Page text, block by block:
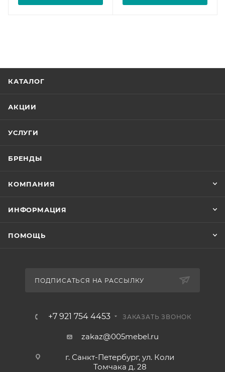
КАТАЛОГ
АКЦИИ
УСЛУГИ
БРЕНДЫ
КОМПАНИЯ
ИНФОРМАЦИЯ
ПОМОЩЬ
ПОДПИСАТЬСЯ НА РАССЫЛКУ
+7 921 754 4453 ЗАКАЗАТЬ ЗВОНОК
zakaz@005mebel.ru
г. Санкт-Петербург, ул. Коли
Томчака д. 28